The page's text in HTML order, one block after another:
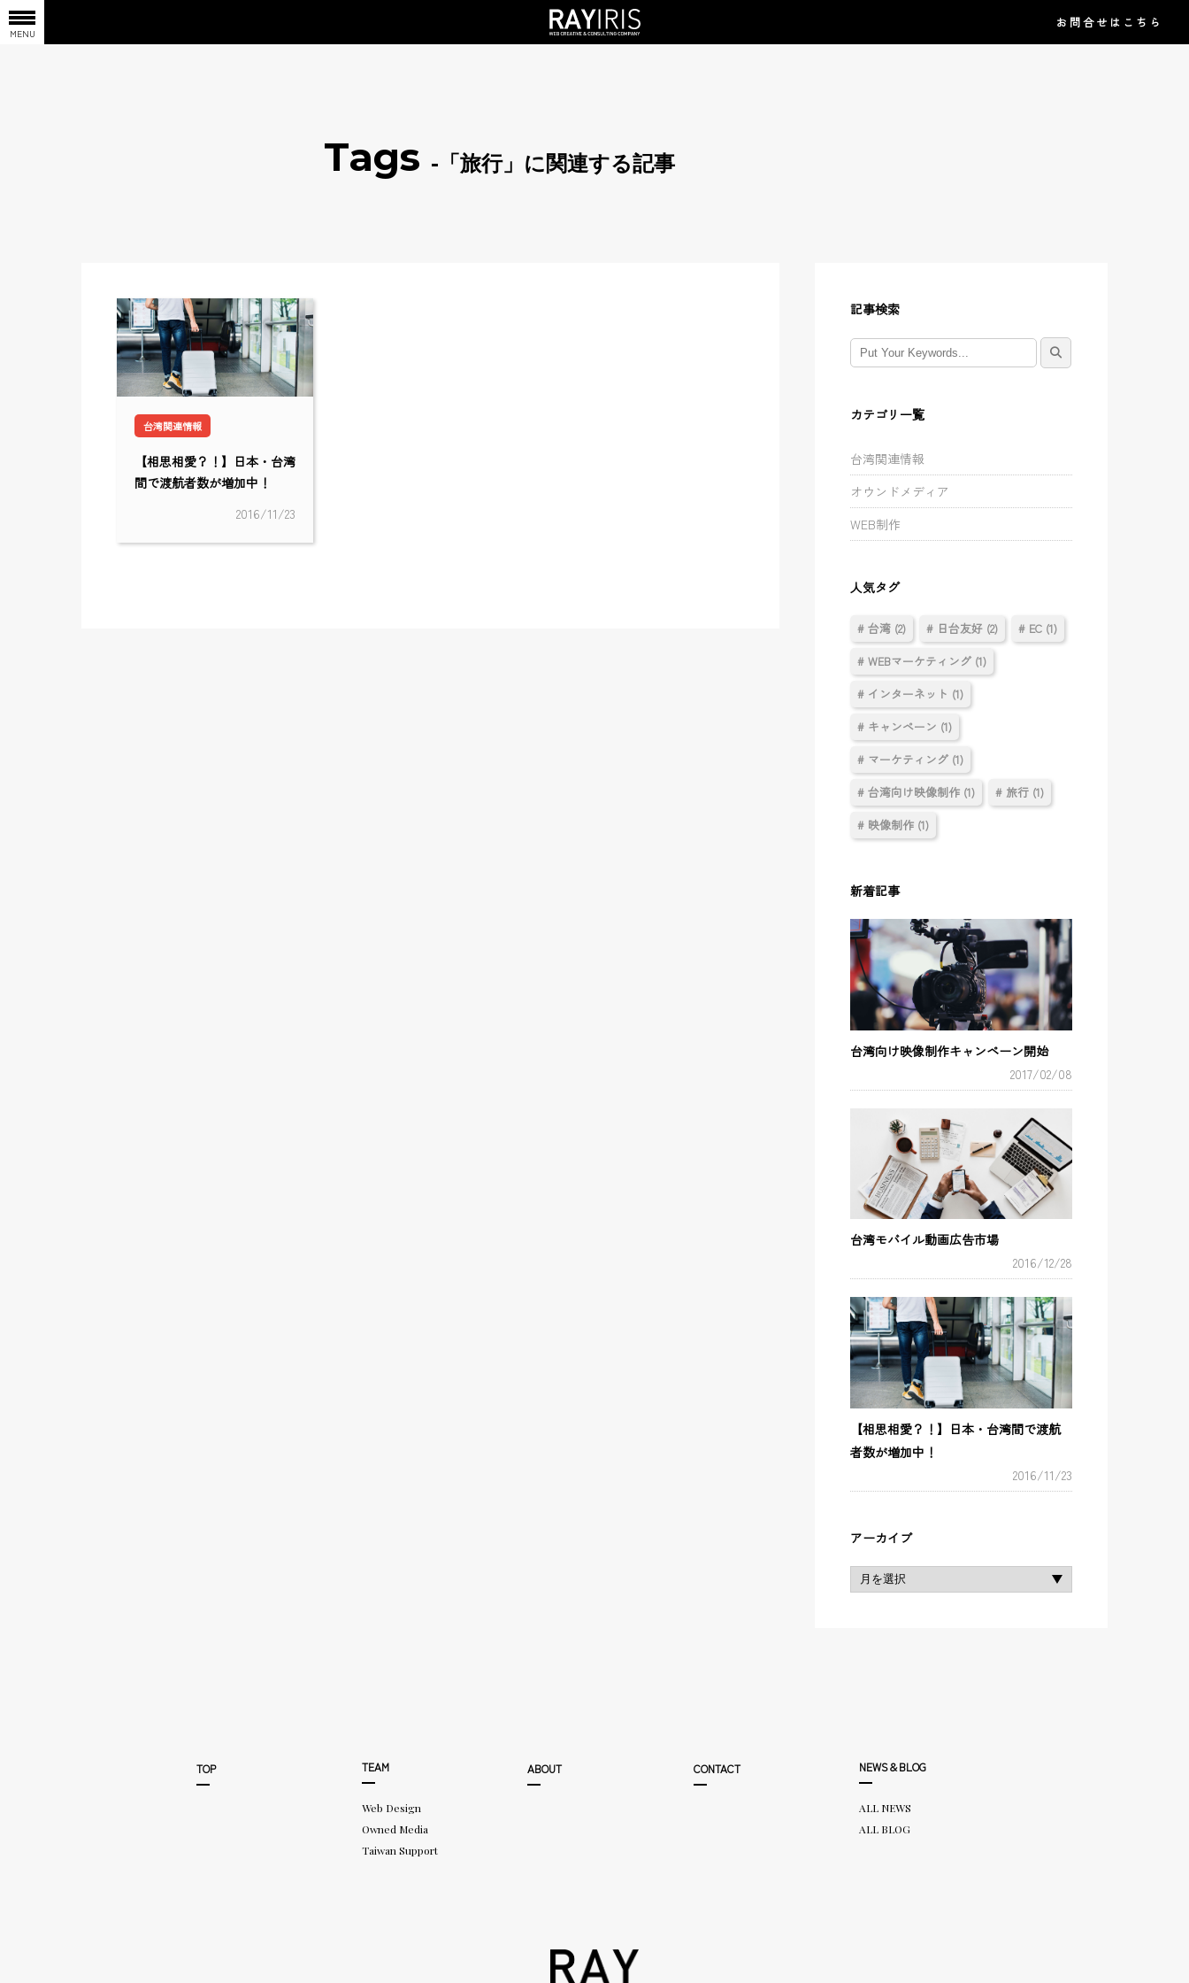
MENU
お問合せはこちら
Tags -「旅行」に関連する記事
台湾関連情報
【相思相愛？！】日本・台湾
間で渡航者数が増加中！
2016/11/23
記事検索
カテゴリ一覧
台湾関連情報
オウンドメディア
WEB制作
人気タグ
# 台湾 (2) # 日台友好 (2)
# EC (1)
# WEBマーケティング (1)
# インターネット (1)
# キャンペーン (1)
# マーケティング (1)
# 台湾向け映像制作 (1)
# 旅行 (1)
# 映像制作 (1)
新着記事
台湾向け映像制作キャンペーン開始
2017/02/08
台湾モバイル動画広告市場
2016/12/28
【相思相愛？！】日本・台湾間で渡航
者数が増加中！
2016/11/23
アーカイブ
TOP TEAM
Web Design
Owned Media
Taiwan Support
ABOUT CONTACT NEWS＆BLOG
ALL NEWS
ALL BLOG